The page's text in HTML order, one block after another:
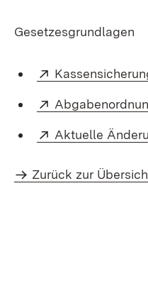
Gesetzesgrundlagen
Extern:
Extern:
Extern:
Aktuelle
Zurück zur